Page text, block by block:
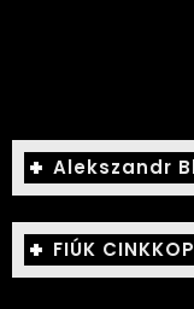
Alekszandr
FIÚK